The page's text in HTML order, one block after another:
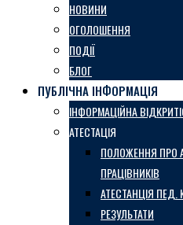
НОВИНИ
ОГОЛОШЕННЯ
ПОДІЇ
БЛОГ
ПУБЛІЧНА ІНФОРМАЦІЯ
ІНФОРМАЦІЙНА
АТЕСТАЦІЯ
ПОЛОЖЕННЯ ПРО
ПРАЦІВНИКІВ
АТЕСТАНЦІЯ ПЕД.
РЕЗУЛЬТАТИ